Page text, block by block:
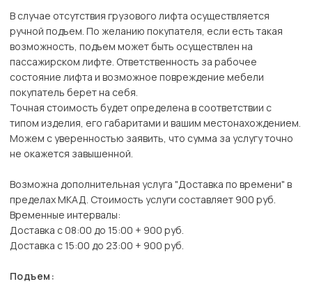
В случае отсутствия грузового лифта осуществляется
ручной подъем. По желанию покупателя, если есть такая
возможность, подъем может быть осуществлен на
пассажирском лифте. Ответственность за рабочее
состояние лифта и возможное повреждение мебели
покупатель берет на себя.
Точная стоимость будет определена в соответствии с
типом изделия, его габаритами и вашим местонахождением.
Можем с уверенностью заявить, что сумма за услугу точно
не окажется завышенной.
Возможна дополнительная услуга "Доставка по времени" в
пределах МКАД. Стоимость услуги составляет 900 руб.
Временные интервалы:
Доставка с 08:00 до 15:00 + 900 руб.
Доставка с 15:00 до 23:00 + 900 руб.
Подъем: